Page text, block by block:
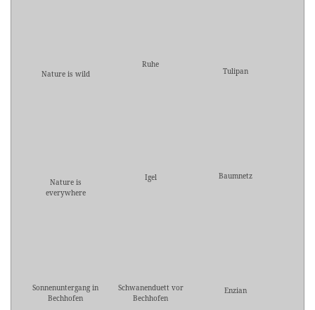
Nature is wild
Ruhe
Tulipan
Nature is
everywhere
Igel Baumnetz
Sonnenuntergang in
Bechhofen
Schwanenduett vor
Bechhofen
Enzian